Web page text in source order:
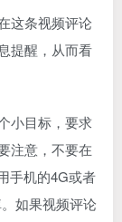
这条视频评论
提醒，从而看
小目标，要求
注意，不要在
手机的4G或者
如果视频评论